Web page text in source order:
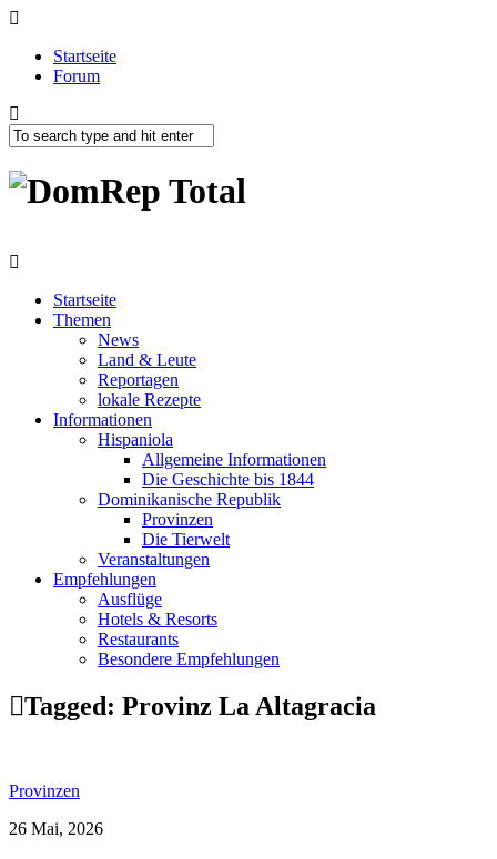
Startseite
Forum
Startseite
Themen
News
Land & Leute
Reportagen
lokale Rezepte
Informationen
Hispaniola
Allgemeine Informationen
Die Geschichte bis 1844
Dominikanische Republik
Provinzen
Die Tierwelt
Veranstaltungen
Empfehlungen
Ausflüge
Hotels & Resorts
Restaurants
Besondere Empfehlungen
Tagged: Provinz La Altagracia
Provinzen
26 Mai, 2026